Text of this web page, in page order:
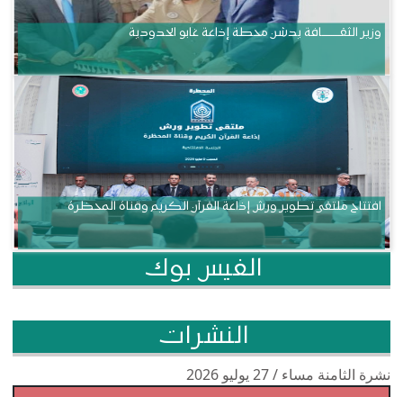
وزير الثقــــــــــافة يدشن محطة إذاعة غابو الحدودية
افتتاح ملتقى تطوير ورش إذاعة القرآن الكريم وقناة المحظرة
الفيس بوك
النشرات
نشرة الثامنة مساء / 27 يوليو 2026